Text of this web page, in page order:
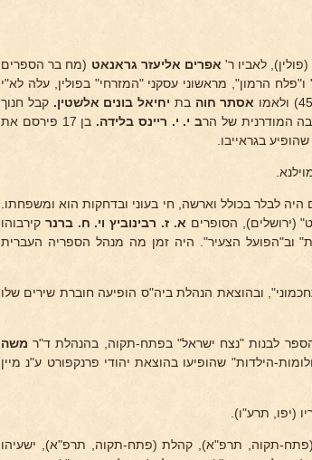
אפרים אליעזר גראנאט (מח בר הספרים
הרמון", מראשוני עסקני "המזרחי" בפולין, עלה לא"י
אסתר חוה בת יחיאל בונים אלשטין. קבל חנוך
המודרנית של הרב י. י. ריינס בלידה.
בן 17 פירסם את
שהופיע בגראייבו.
לבלר בכולל וארשה, חי בעוני ובדחקות הוא ומשפחתו.
(ירושלים), הסופרים א. ז. רבינוביץ וי. ח. ברנר קירבוהו
וב"הפועל הצעיר". היה זמן מה מנהל הספריה העברית
ובהוצאת הנהלת ביה"ס הופיעה חוברת שירים שלו
לבנות "נצח ישראל" בפתח-תקוה, בהנהלת ד"ר משה
הילדות" שהופיעו בהוצאת יהודי פרנקפורט ע"נ מיין
(יפו, תרע"ו).
תקוה, תרפ"א), קהלת (פתח-תקוה, תרפ"א), ישעיהו